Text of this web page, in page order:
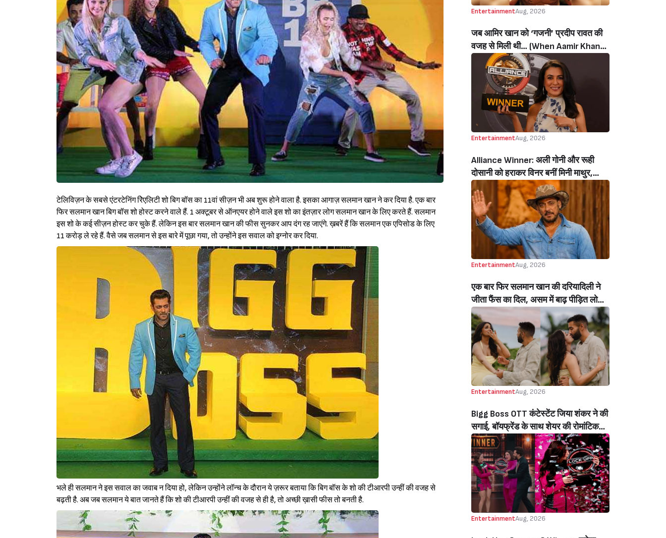
टेलिविज़न के सबसे एंटरटेनिंग रिेएलिटी शो बिग बॉस का 11वां सीज़न भी अब शुरू होने वाला है. इसका आगाज़ सलमान खान ने कर दिया है. एक बार
फिर सलमान खान बिग बॉस शो होस्ट करने वाले हैं. 1 अक्टूबर से ऑनएयर होने वाले इस शो का इंतज़ार लोग सलमान खान के लिए करते हैं. सलमान
इस शो के कई सीज़न होस्ट कर चुके हैं. लेकिन इस बार सलमान खान की फीस सुनकर आप दंग रह जाएंगे. ख़बरें हैं कि सलमान एक एपिसोड के लिए
11 करोड़ ले रहे हैं. वैसे जब सलमान से इस बारे में पूछा गया, तो उन्होंने इस सवाल को इग्नोर कर दिया.
भले ही सलमान ने इस सवाल का जवाब न दिया हो, लेकिन उन्होंने लॉन्च के दौरान ये ज़रूर बताया कि बिग बॉस के शो की टीआरपी उन्हीं की वजह से
बढ़ती है. अब जब सलमान ये बात जानते हैं कि शो की टीआरपी उन्हीं की वजह से ही है, तो अच्छी ख़ासी फीस तो बनती है.
EntertainmentAug, 2026
जब आमिर खान को ‘गजनी’ प्रदीप रावत की
वजह से मिली थी… (When Aamir Khan
Got ‘Ghajini’ Because Of Pradeep
Rawat)
EntertainmentAug, 2026
Alliance Winner: अली गोनी और रूही
दोसानी को हराकर विनर बनीं मिनी माथुर,
इनाम में मिले 50 लाख रुपये और चमचमाती ही
ट्रॉफी (Mini Mathur Lifts Trophy
Beats Aly Goni And Ruhee Dosani)
EntertainmentAug, 2026
एक बार फिर सलमान खान की दरियादिली ने
जीता फैंस का दिल, असम में बाढ़ पीड़ित लोगों
की मदद के लिए सलमान ने मिलाया NGO से
हाथ, बेघर लोगों के लिए बनवाएंगे 500 घर
(Salman Khan In Collaboration With
An NGO Will Builds Homes For 500
Flood Affected People In Assam)
EntertainmentAug, 2026
Bigg Boss OTT कंटेस्टेंट जिया शंकर ने की
सगाई, बॉयफ्रेंड के साथ शेयर की रोमांटिक
तस्वीरें, लिखा इमोशनल नोट (Jiya Shankar
Gets Engaged To Boyfriend Kaaran
Dhanak, Shares Dreamy Photos
From The Proposal, Writes
Emotional Note)
EntertainmentAug, 2026